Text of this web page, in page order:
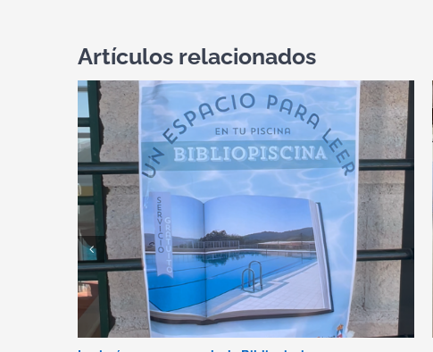
Artículos relacionados